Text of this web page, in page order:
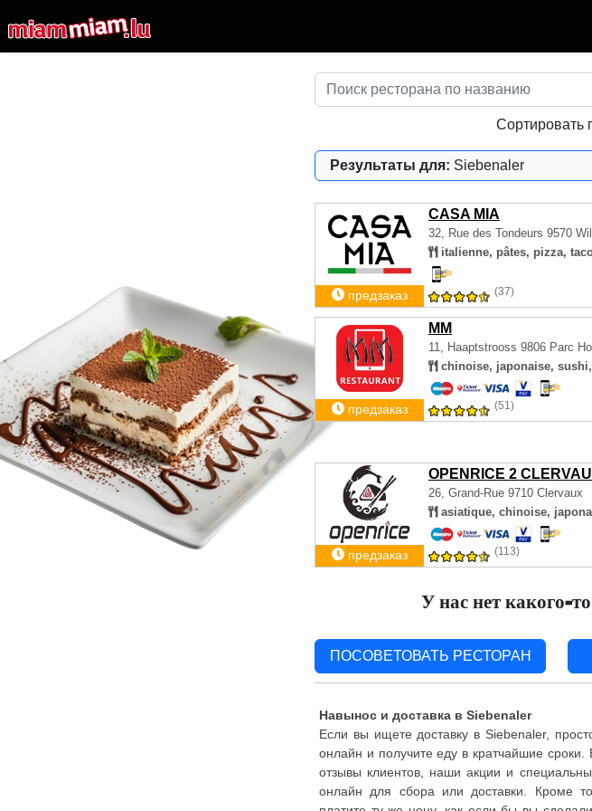
Сортировать
Результаты для: Siebenaler
CASA MIA
32, Rue des Tondeurs 9570
italienne, pâtes, pizza,
предзаказ (37)
MM
11, Haaptstrooss 9806 Parc
chinoise, japonaise,
предзаказ (51)
OPENRICE 2
26, Grand-Rue 9710 Clervaux
asiatique, chinoise,
предзаказ (113)
У нас нет какого-
ПОСОВЕТОВАТЬ РЕСТОРАН
Навынос и доставка в Siebenaler
Если вы ищете доставку в Siebenaler,
онлайн и получите еду в кратчайшие
отзывы клиентов, наши акции и
онлайн для сбора или доставки. Кроме